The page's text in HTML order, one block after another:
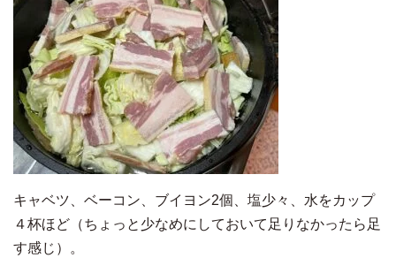
キャベツ、ベーコン、ブイヨン2個、塩少々、水をカップ
４杯ほど（ちょっと少なめにしておいて足りなかったら足
す感じ）。